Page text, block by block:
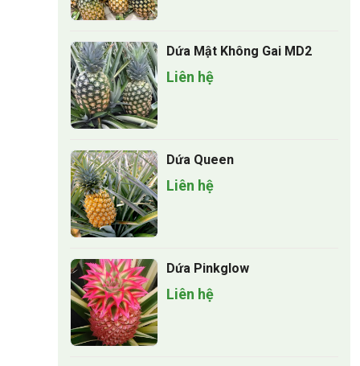
Dứa Mật Không Gai MD2
Liên hệ
Dứa Queen
Liên hệ
Dứa Pinkglow
Liên hệ